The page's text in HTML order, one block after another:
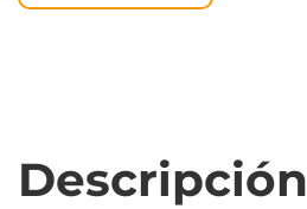
Descripción